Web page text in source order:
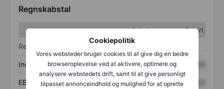
Cookiepolitik
Vores websteder bruger cookies til at give dig en bedre
browseroplevelse ved at aktivere, optimere og
analysere webstedets drift, samt til at give personligt
tilpasset annonceindhold og mulighed for at oprette
Regnskabstal
1. kvt.
2. kvt.
Resultatopgørelse
Indtægter XXXXXXX XXXXXXX
EBITDA XXXXXXX XXXXXXX